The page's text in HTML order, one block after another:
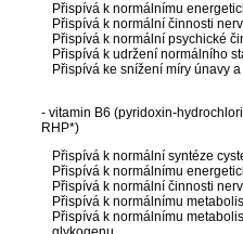
Přispívá k normálnímu
Přispívá k normální činnosti
Přispívá k normální psychické
Přispívá k udržení normálního
Přispívá ke snížení míry únavy
- vitamin B6 (pyridoxin-
RHP*)
Přispívá k normální syntéze
Přispívá k normálnímu
Přispívá k normální činnosti
Přispívá k normálnímu
Přispívá k normálnímu